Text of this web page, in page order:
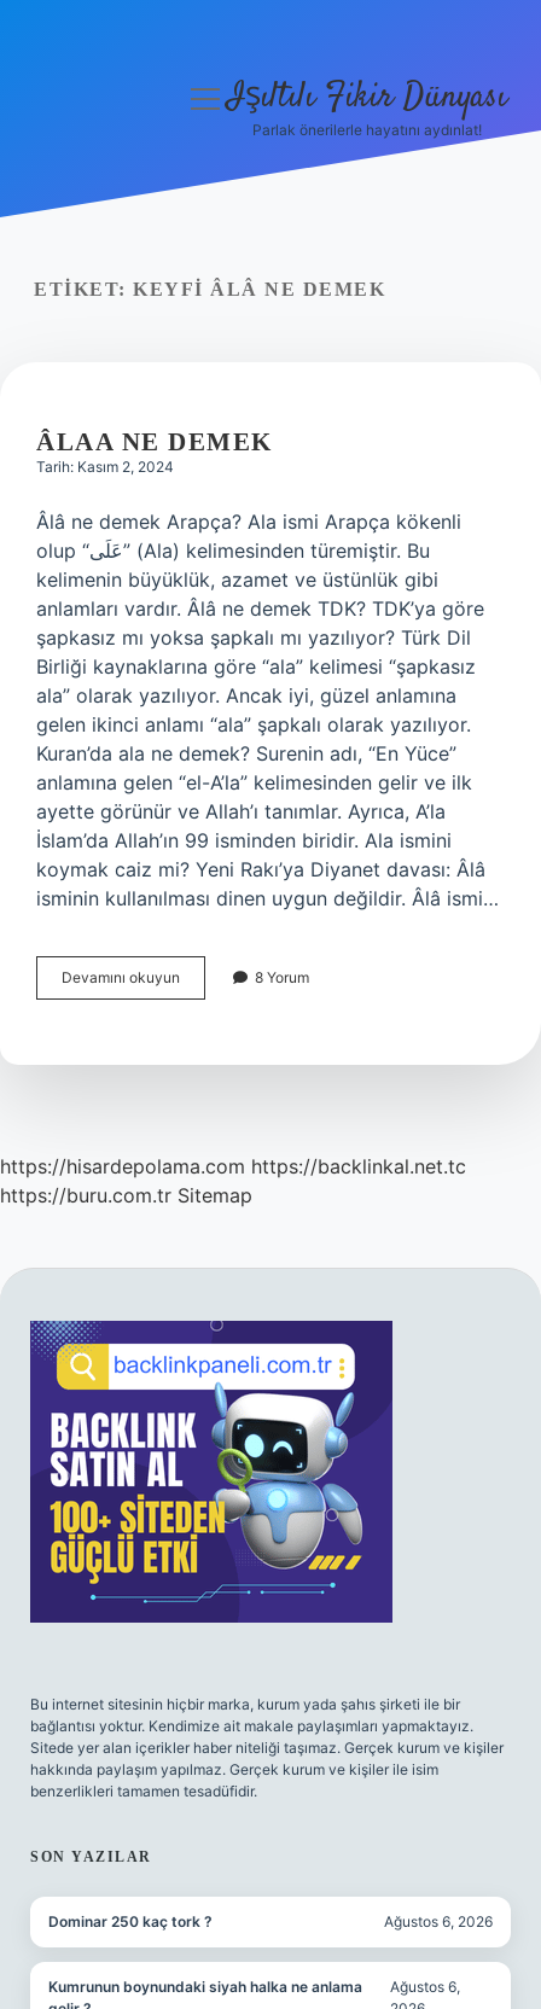
Yasal Uyarı
menüyüIşıltılı Fikir Dünyası
Parlak önerilerle hayatını aydınlat!
ETIKET: KEYFI ÂLÂ NE DEMEK
ÂLAA NE DEMEK
Tarih: Kasım 2, 2024
Âlâ ne demek Arapça? Ala ismi Arapça kökenli
olup “عَلَى” (Ala) kelimesinden türemiştir. Bu
kelimenin büyüklük, azamet ve üstünlük gibi
anlamları vardır. Âlâ ne demek TDK? TDK’ya göre
şapkasız mı yoksa şapkalı mı yazılıyor? Türk Dil
Birliği kaynaklarına göre “ala” kelimesi “şapkasız
ala” olarak yazılıyor. Ancak iyi, güzel anlamına
gelen ikinci anlamı “ala” şapkalı olarak yazılıyor.
Kuran’da ala ne demek? Surenin adı, “En Yüce”
anlamına gelen “el-A’la” kelimesinden gelir ve ilk
ayette görünür ve Allah’ı tanımlar. Ayrıca, A’la
İslam’da Allah’ın 99 isminden biridir. Ala ismini
koymak caiz mi? Yeni Rakı’ya Diyanet davası: Âlâ
isminin kullanılması dinen uygun değildir. Âlâ ismi…
Devamını okuyun
Ne
8 Yorum
https://hisardepolama.com https://backlinkal.net.tc
https://buru.com.tr Sitemap
SIDEBAR
Bu internet sitesinin hiçbir marka, kurum yada şahıs şirketi ile bir
bağlantısı yoktur. Kendimize ait makale paylaşımları yapmaktayız.
Sitede yer alan içerikler haber niteliği taşımaz. Gerçek kurum ve kişiler
hakkında paylaşım yapılmaz. Gerçek kurum ve kişiler ile isim
benzerlikleri tamamen tesadüfidir.
SON YAZILAR
Dominar 250 kaç tork ? Ağustos 6, 2026
Kumrunun boynundaki siyah halka ne anlama
Ağustos 6,